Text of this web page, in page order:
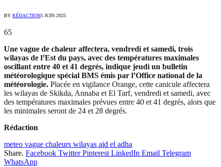
BY RÉDACTION5 JUIN 2025
65
Une vague de chaleur affectera, vendredi et samedi, trois
wilayas de l’Est du pays, avec des températures maximales
oscillant entre 40 et 41 degrés, indique jeudi un bulletin
météorologique spécial BMS émis par l’Office national de la
météorologie. Placée en vigilance Orange, cette canicule affectera
les wilayas de Skikda, Annaba et El Tarf, vendredi et samedi, avec
des températures maximales prévues entre 40 et 41 degrés, alors que
les minimales seront de 24 et 28 degrés.
Rédaction
meteo vague chaleurs wilayas aid el adha
Share. Facebook Twitter Pinterest LinkedIn Email Telegram
WhatsApp